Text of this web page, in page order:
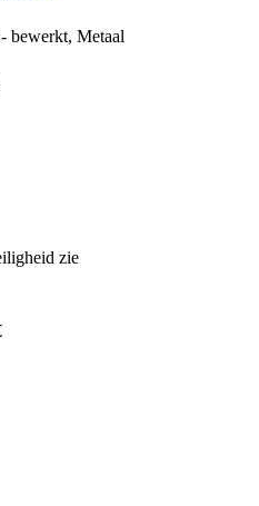
bewerkt, Metaal
zie